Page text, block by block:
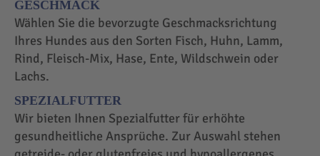
GESCHMACK
Wählen Sie die bevorzugte Geschmacksrichtung
Ihres Hundes aus den Sorten Fisch, Huhn, Lamm,
Rind, Fleisch-Mix, Hase, Ente, Wildschwein oder
Lachs.
SPEZIALFUTTER
Wir bieten Ihnen Spezialfutter für erhöhte
gesundheitliche Ansprüche. Zur Auswahl stehen